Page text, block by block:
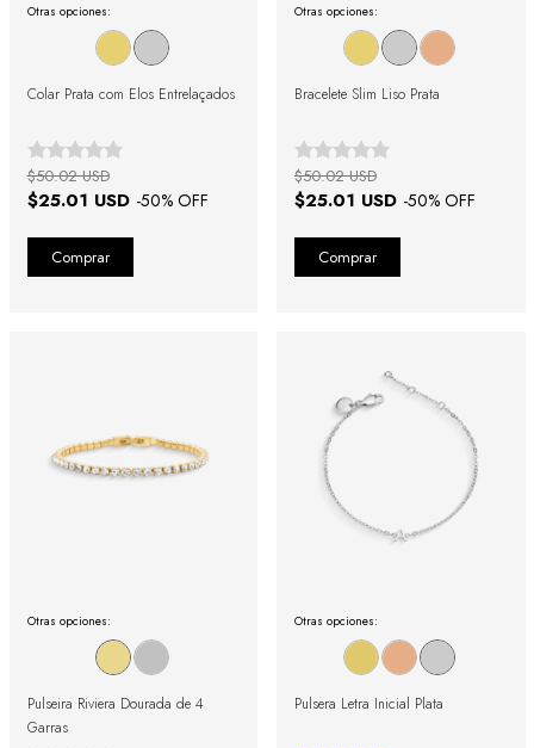
Otras opciones:
Colar Prata com Elos Entrelaçados
$25.01 USD -50% OFF
$50.02 USD
Otras opciones:
Bracelete Slim Liso Prata
$25.01 USD -50% OFF
$50.02 USD
Otras opciones:
Pulseira Riviera Dourada de 4
Garras
Otras opciones:
Pulsera Letra Inicial Plata